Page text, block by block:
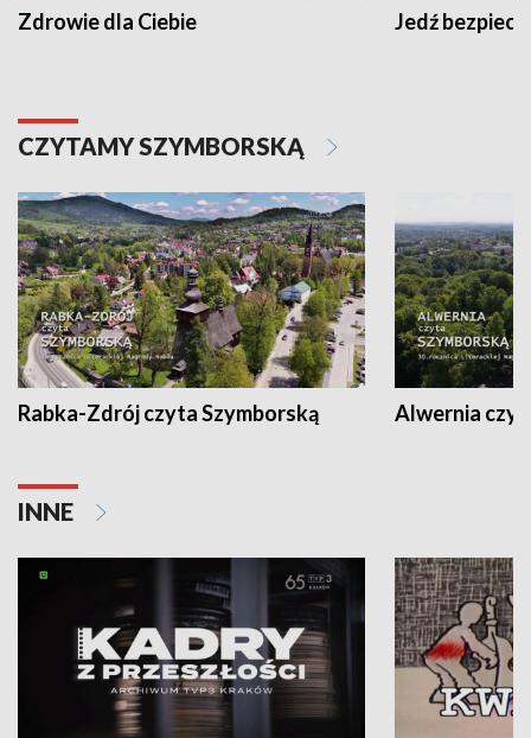
Zdrowie dla Ciebie Jedź
CZYTAMY SZYMBORSKĄ
Rabka-Zdrój czyta Szymborską Alwernia
INNE